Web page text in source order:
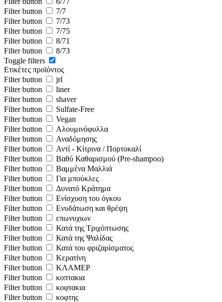
Filter button
7/7
Filter button
7/73
Filter button
7/75
Filter button
8/71
Filter button
8/73
Toggle filters
Ετικέτες προϊόντος
Filter button
jrl
Filter button
liner
Filter button
shaver
Filter button
Sulfate-Free
Filter button
Vegan
Filter button
Αλουμινόφυλλα
Filter button
Αναδόμησης
Filter button
Αντί - Κίτρινα / Πορτοκαλί
Filter button
Βαθύ Καθαρισμού (Pre-shampoo)
Filter button
Βαμμένα Μαλλιά
Filter button
Για μπούκλες
Filter button
Δυνατό Κράτημα
Filter button
Ενίσχυση του όγκου
Filter button
Ενυδάτωση και θρέψη
Filter button
επωνυχιων
Filter button
Κατά της Τριχόπτωσης
Filter button
Κατά της Ψαλίδας
Filter button
Κατά του φριζαρίσματος
Filter button
Κερατίνη
Filter button
ΚΛΑΜΕΡ
Filter button
κοπτακια
Filter button
κοφτακια
Filter button
κοφτης